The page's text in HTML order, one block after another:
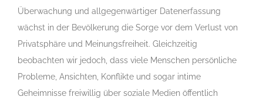
Überwachung und allgegenwärtiger Datenerfassung
wächst in der Bevölkerung die Sorge vor dem Verlust von
Privatsphäre und Meinungsfreiheit. Gleichzeitig
beobachten wir jedoch, dass viele Menschen persönliche
Probleme, Ansichten, Konflikte und sogar intime
Geheimnisse freiwillig über soziale Medien öffentlich